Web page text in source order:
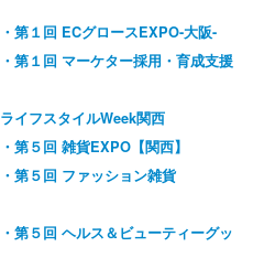
・第１回 ECグロースEXPO-大阪-
・第１回 マーケター採用・育成支援
ライフスタイルWeek関西
・第５回 雑貨EXPO【関西】
・第５回 ファッション雑貨
・第５回 ヘルス＆ビューティーグッ